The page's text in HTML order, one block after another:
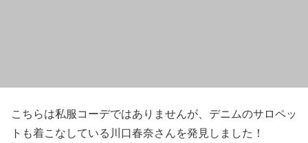
こちらは私服コーデではありませんが、 デニムのサロペッ
ト も着こなしている川口春奈さんを発見しました！